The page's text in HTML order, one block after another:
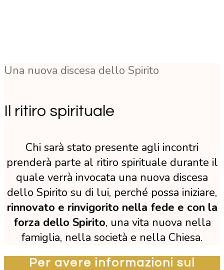
Una nuova discesa dello Spirito
Il ritiro spirituale
Chi sarà stato presente agli incontri
prenderà parte al ritiro spirituale durante il
quale verrà invocata una nuova discesa
dello Spirito su di lui, perché possa iniziare,
rinnovato e rinvigorito nella fede e con la
forza dello Spirito, una vita nuova nella
famiglia, nella società e nella Chiesa.
Per avere informazioni sul